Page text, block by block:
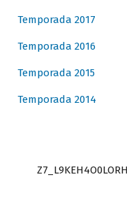
Temporada 2017
Temporada 2016
Temporada 2015
Temporada 2014